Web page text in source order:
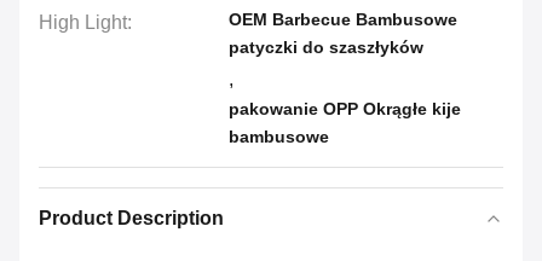
High Light:
OEM Barbecue Bambusowe
patyczki do szaszłyków
,
pakowanie OPP Okrągłe kije
bambusowe
Product Description